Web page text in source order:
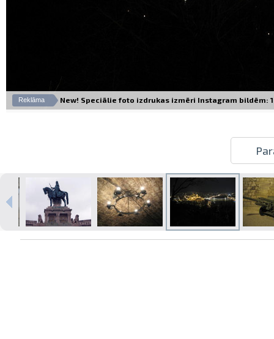
Izdrukas 1h laikā Rīgā – pasūtiet
tiešsaistē
Dažādi formāti un papīra veidi
Reklāma New! Speciālie foto izdrukas izmēri Instagram bildēm: